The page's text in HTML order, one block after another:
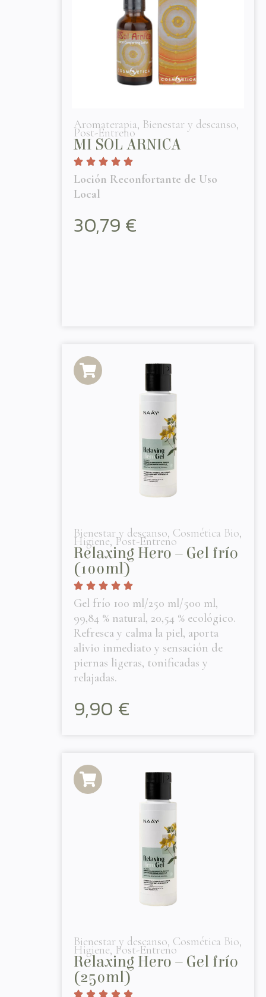
Aromaterapia, Bienestar y descanso,
Post-Entreno
MI SOL ARNICA
Loción Reconfortante de Uso
Local
30,79 €
Bienestar y descanso, Cosmética Bio,
Higiene,Post-Entreno
Relaxing Hero – Gel frío
(100ml)
Gel frío 100 ml/250 ml/500 ml,
99,84 % natural, 20,54 % ecológico.
Refresca y calma la piel, aporta
alivio inmediato y sensación de
piernas ligeras, tonificadas y
relajadas.
9,90 €
Bienestar y descanso, Cosmética Bio,
Higiene,Post-Entreno
Relaxing Hero – Gel frío
(250ml)